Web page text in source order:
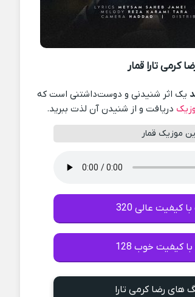
کرمی تارا قمار
یک اثر شنیدنی و دوست‌داشتنی است که
دریافت و از شنیدن آن لذت ببرید.
موزیک قمار
کیفیت عالی 320
کیفیت خوب 128
های رضا کرمی تارا